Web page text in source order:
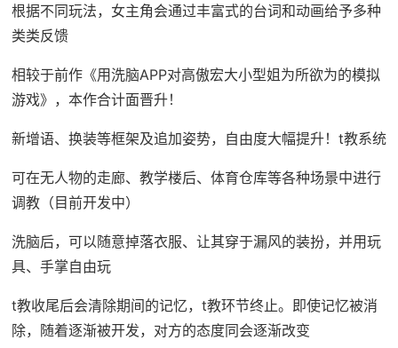
根据不同玩法，女主角会通过丰富式的台词和动画给予多种
类类反馈
相较于前作《用洗脑APP对高傲宏大小型姐为所欲为的模拟
游戏》，本作合计面晋升！
新增语、换装等框架及追加姿势，自由度大幅提升！t教系统
可在无人物的走廊、教学楼后、体育仓库等各种场景中进行
调教（目前开发中）
洗脑后，可以随意掉落衣服、让其穿于漏风的装扮，并用玩
具、手掌自由玩
t教收尾后会清除期间的记忆，t教环节终止。即使记忆被消
除，随着逐渐被开发，对方的态度同会逐渐改变